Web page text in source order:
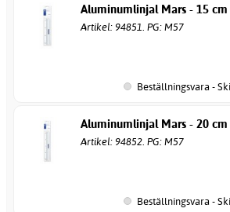
Aluminumlinjal Mars - 15 cm
Artikel: 94851. PG: M57
Beställningsvara -
Aluminumlinjal Mars - 20 cm
Artikel: 94852. PG: M57
Beställningsvara -